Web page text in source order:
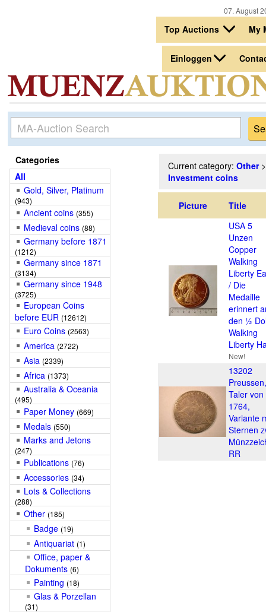
07. August
Top Auctions My
Einloggen
Categories
All
Gold, Silver, Platinum
(943)
Ancient coins (355)
Medieval coins (88)
Germany before 1871
(1212)
Germany since 1871
(3134)
Germany since 1948
(3725)
European Coins
before EUR (12612)
Euro Coins (2563)
America (2722)
Asia (2339)
Africa (1373)
Australia & Oceania
(495)
Paper Money (669)
Medals (550)
Marks and Jetons
(247)
Publications (76)
Accessories (34)
Lots & Collections
(288)
Other (185)
Badge (19)
Antiquariat (1)
Office, paper &
Dokuments (6)
Painting (18)
Glas & Porzellan
(31)
Current category: Other
Investment coins
Picture
Title
USA 5
Unzen
Copper
Walking
Liberty
/ Die
Medaille
erinnert
den ½
Walking
Liberty
New!
13202
Preussen,
Taler von
1764,
Variante
Sternen
RR